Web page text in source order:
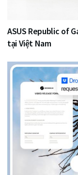
ASUS Republic of
tại Việt Nam